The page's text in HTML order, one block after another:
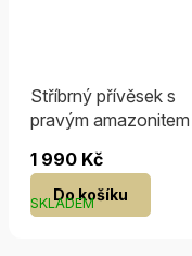
Stříbrný přívěsek s
pravým amazonitem
SKLADEM
1 990 Kč
Do košíku